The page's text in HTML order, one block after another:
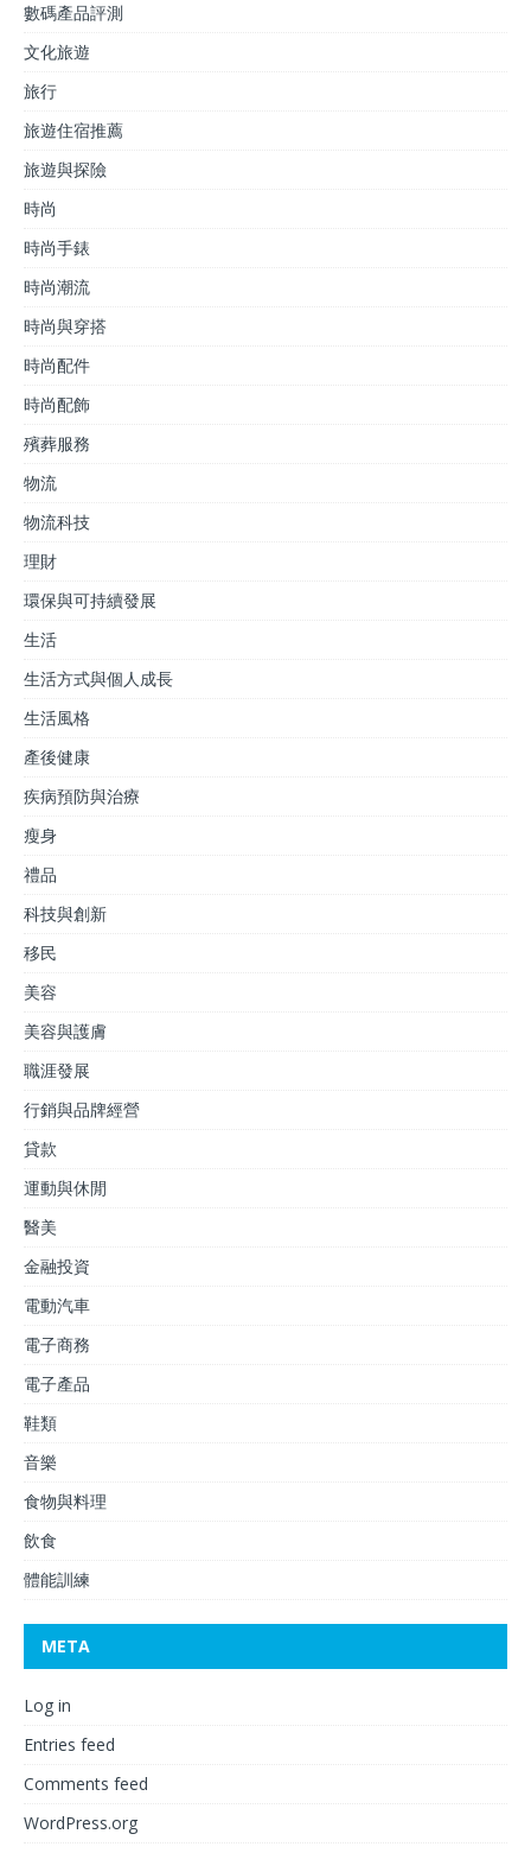
數碼產品評測
文化旅遊
旅行
旅遊住宿推薦
旅遊與探險
時尚
時尚手錶
時尚潮流
時尚與穿搭
時尚配件
時尚配飾
殯葬服務
物流
物流科技
理財
環保與可持續發展
生活
生活方式與個人成長
生活風格
產後健康
疾病預防與治療
瘦身
禮品
科技與創新
移民
美容
美容與護膚
職涯發展
行銷與品牌經營
貸款
運動與休閒
醫美
金融投資
電動汽車
電子商務
電子產品
鞋類
音樂
食物與料理
飲食
體能訓練
META
Log in
Entries feed
Comments feed
WordPress.org